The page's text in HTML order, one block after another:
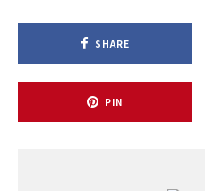
SHARE
PIN